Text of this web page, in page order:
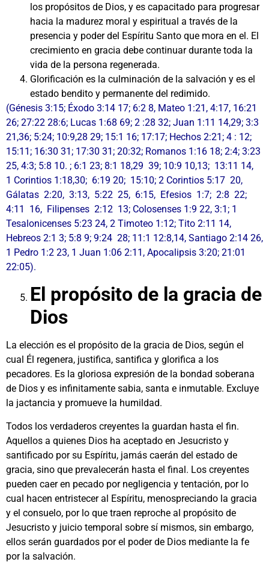
los propósitos de Dios, y es capacitado para progresar
hacia la madurez moral y espiritual a través de la
presencia y poder del Espíritu Santo que mora en el. El
crecimiento en gracia debe continuar durante toda la
vida de la persona regenerada.
Glorificación es la culminación de la salvación y es el
estado bendito y permanente del redimido.
(Génesis 3:15; Éxodo 3:14 17; 6:2 8, Mateo 1:21, 4:17, 16:21
26; 27:22 28:6; Lucas 1:68 69; 2 :28 32; Juan 1:11 14,29; 3:3
21,36; 5:24; 10:9,28 29; 15:1 16; 17:17; Hechos 2:21; 4 : 12;
15:11; 16:30 31; 17:30 31; 20:32; Romanos 1:16 18; 2:4; 3:23
25, 4:3; 5:8 10. ; 6:1 23; 8:1 18,29 39; 10:9 10,13; 13:11 14,
1 Corintios 1:18,30; 6:19 20; 15:10; 2 Corintios 5:17 20,
Gálatas 2:20, 3:13, 5:22 25, 6:15, Efesios 1:7; 2:8 22;
4:11 16, Filipenses 2:12 13; Colosenses 1:9 22, 3:1; 1
Tesalonicenses 5:23 24, 2 Timoteo 1:12; Tito 2:11 14,
Hebreos 2:1 3; 5:8 9; 9:24 28; 11:1 12:8,14, Santiago 2:14 26,
1 Pedro 1:2 23, 1 Juan 1:06 2:11, Apocalipsis 3:20; 21:01
22:05).
El propósito de la gracia de
Dios
La elección es el propósito de la gracia de Dios, según el
cual Él regenera, justifica, santifica y glorifica a los
pecadores. Es la gloriosa expresión de la bondad soberana
de Dios y es infinitamente sabia, santa e inmutable. Excluye
la jactancia y promueve la humildad.
Todos los verdaderos creyentes la guardan hasta el fin.
Aquellos a quienes Dios ha aceptado en Jesucristo y
santificado por su Espíritu, jamás caerán del estado de
gracia, sino que prevalecerán hasta el final. Los creyentes
pueden caer en pecado por negligencia y tentación, por lo
cual hacen entristecer al Espíritu, menospreciando la gracia
y el consuelo, por lo que traen reproche al propósito de
Jesucristo y juicio temporal sobre sí mismos, sin embargo,
ellos serán guardados por el poder de Dios mediante la fe
por la salvación.